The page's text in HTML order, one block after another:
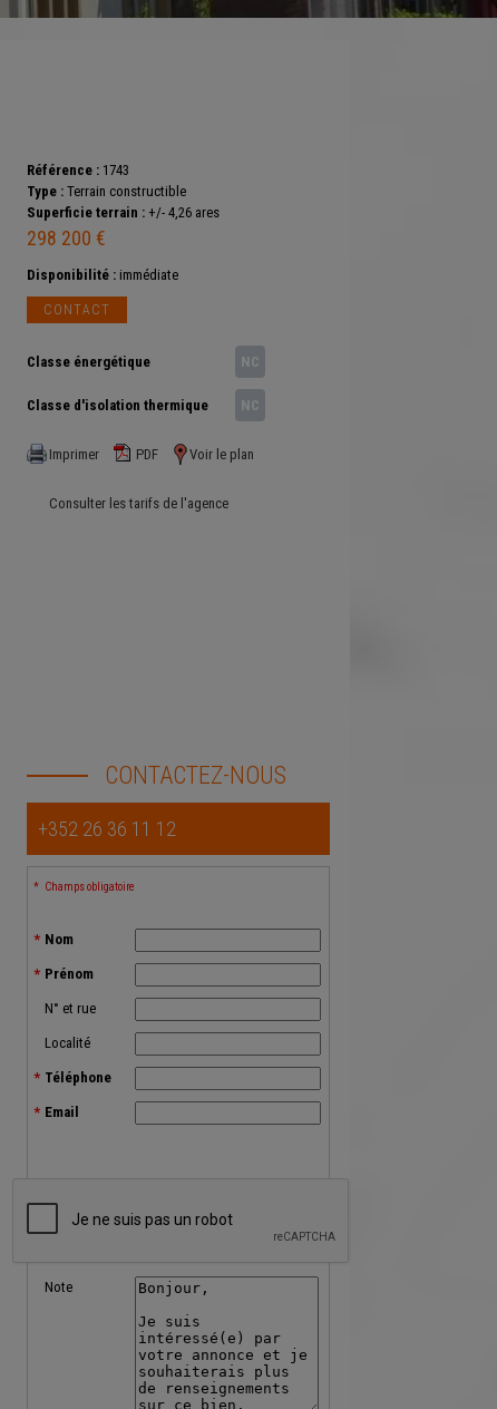
Référence : 1743
Type : Terrain constructible
Superficie terrain : +/- 4,26 ares
298 200 €
Disponibilité : immédiate
CONTACT
Classe énergétique NC
Classe d'isolation thermique NC
Imprimer PDF Voir le plan
Consulter les tarifs de l'agence
CONTACTEZ-NOUS
+352 26 36 11 12
Champs obligatoire
Nom
Prénom
N° et rue
Localité
Téléphone
Email
Note